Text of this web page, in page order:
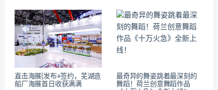
直击海展|发布+签约，芜湖造
船厂海展首日收获满满
最奇异的舞姿跳着最深刻的
舞蹈！荷兰创意舞蹈作品